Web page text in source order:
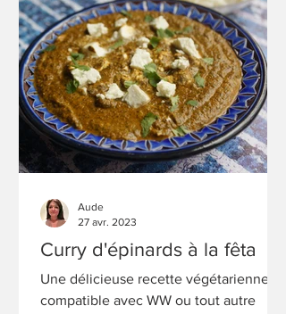
Curry d'épinards à la fêta
Une délicieuse recette végétarienne,
compatible avec WW ou tout autre
Aude
27 avr. 2023